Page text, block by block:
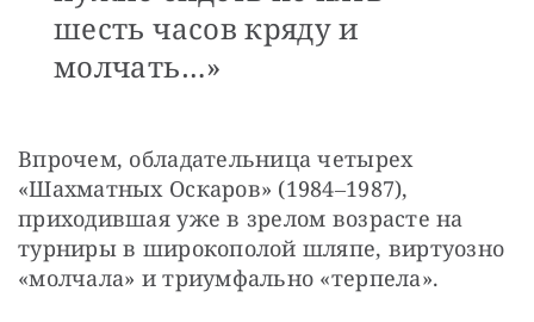
шесть часов кряду и
молчать…»
Впрочем, обладательница четырех
«Шахматных Оскаров» (1984‒1987),
приходившая уже в зрелом возрасте на
турниры в широкополой шляпе, виртуозно
«молчала» и триумфально «терпела».